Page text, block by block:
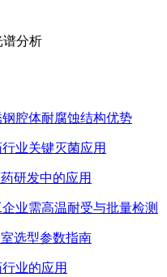
谱分析
腔体耐腐蚀结构优势
业关键灭菌应用
研发中的应用
业需高温耐受与批量检测
选型参数指南
业的应用